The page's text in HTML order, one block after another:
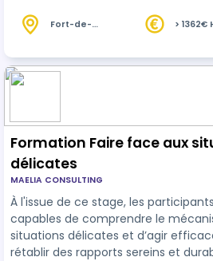
Fort-de-
> 1362€
Formation Faire face aux
délicates
MAELIA CONSULTING
À l'issue de ce stage, les
capables de comprendre le
situations délicates et d’agir
rétablir des rapports sereins et